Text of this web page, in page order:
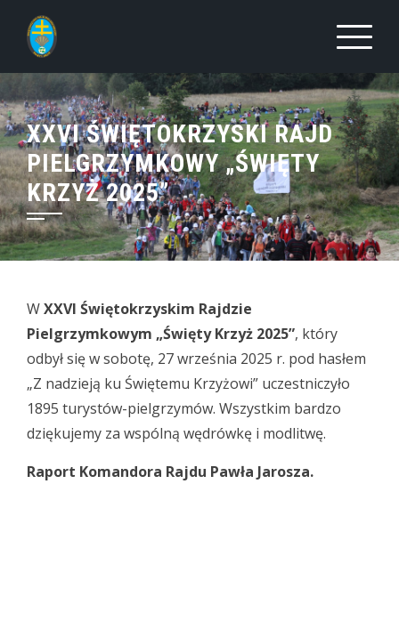
content
XXVI ŚWIĘTOKRZYSKI RAJD
PIELGRZYMKOWY „ŚWIĘTY
KRZYŻ 2025”
WXXVI Świętokrzyskim Rajdzie
Pielgrzymkowym „Święty Krzyż 2025”, który
odbył się w sobotę, 27 września 2025 r. pod hasłem
„Z nadzieją ku Świętemu Krzyżowi” uczestniczyło
1895 turystów-pielgrzymów. Wszystkim bardzo
dziękujemy za wspólną wędrówkę i modlitwę.
Raport Komandora Rajdu Pawła Jarosza.